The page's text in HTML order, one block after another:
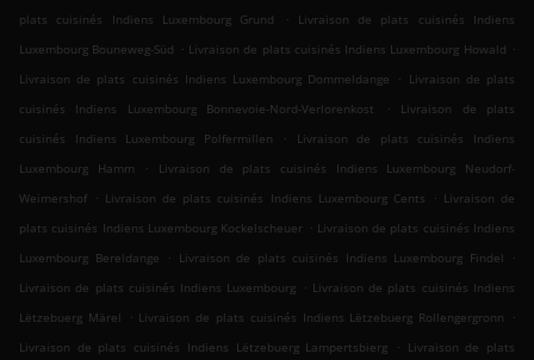
plats cuisinés Indiens Luxembourg Grund
.
Livraison de plats cuisinés Indiens
Luxembourg Bouneweg-Süd . Livraison de plats cuisinés Indiens Luxembourg Howald .
Livraison de plats cuisinés Indiens Luxembourg Dommeldange
. Livraison de plats
cuisinés Indiens Luxembourg Bonnevoie-Nord-Verlorenkost
.
Livraison de plats
cuisinés Indiens Luxembourg Polfermillen
.
Livraison de plats cuisinés Indiens
Luxembourg Hamm
.
Livraison de plats cuisinés Indiens Luxembourg Neudorf-
Weimershof . Livraison de plats cuisinés Indiens Luxembourg Cents . Livraison de
plats cuisinés Indiens Luxembourg Kockelscheuer . Livraison de plats cuisinés Indiens
Luxembourg Bereldange
. Livraison de plats cuisinés Indiens Luxembourg Findel
.
Livraison de plats cuisinés Indiens Luxembourg . Livraison de plats cuisinés Indiens
Lëtzebuerg Märel
. Livraison de plats cuisinés Indiens Lëtzebuerg Rollengergronn
.
Livraison de plats cuisinés Indiens Lëtzebuerg Lampertsbierg
. Livraison de plats